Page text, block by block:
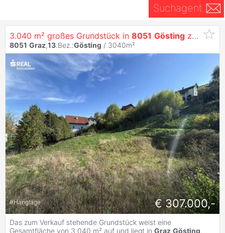
Suchagent
3.040 m² großes Grundstück in 8051 Gösting zu verkaufen
8051 Graz,13.Bez.:Gösting / 3040m²
#Hanglage € 307.000,-
Das zum Verkauf stehende Grundstück weist eine
Gesamtfläche von 3.040 m² auf und liegt in Graz Gösting.